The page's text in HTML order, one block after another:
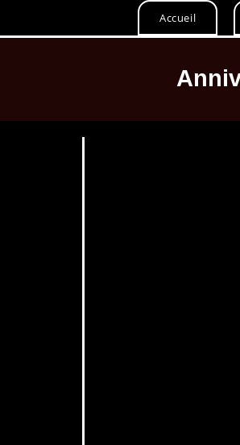
Accueil